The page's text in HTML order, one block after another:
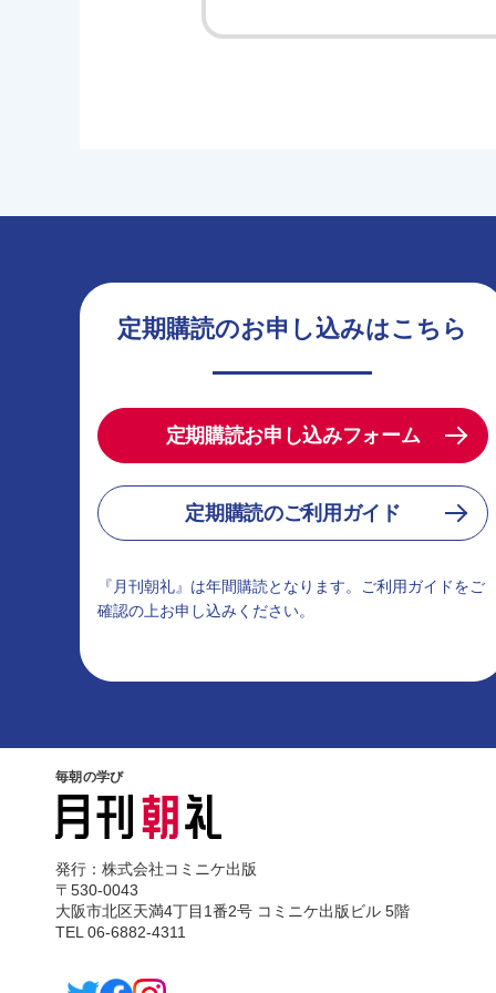
定期購読のお申し込みはこちら
定期購読お申し込みフォーム
定期購読のご利用ガイド
『月刊朝礼』は年間購読となります。ご利用ガイドをご
確認の上お申し込みください。
毎朝の学び
発行：株式会社コミニケ出版
〒530-0043
大阪市北区天満4丁目1番2号 コミニケ出版ビル 5階
TEL 06-6882-4311